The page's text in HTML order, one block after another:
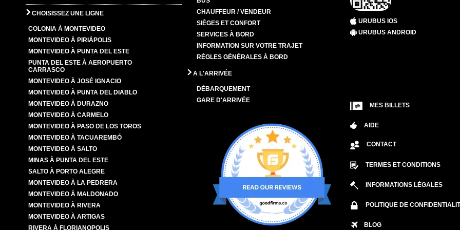
CHOISISSEZ UNE LIGNE
COLONIA À MONTEVIDEO
MONTEVIDEO À PIRIÁPOLIS
MONTEVIDEO À PUNTA DEL ESTE
PUNTA DEL ESTE À AEROPUERTO
CARRASCO
MONTEVIDEO À JOSÉ IGNACIO
MONTEVIDEO À PUNTA DEL DIABLO
MONTEVIDEO À DURAZNO
MONTEVIDEO À CARMELO
MONTEVIDEO À PASO DE LOS TOROS
MONTEVIDEO À TACUAREMBÓ
MONTEVIDEO À SALTO
MINAS À PUNTA DEL ESTE
SALTO À PORTO ALEGRE
MONTEVIDEO À LA PEDRERA
MONTEVIDEO À MALDONADO
MONTEVIDEO À RIVERA
MONTEVIDEO À ARTIGAS
RIVERA À FLORIANOPOLIS
CHAUFFEUR / VENDEUR
SIÈGES ET CONFORT
SERVICES À BORD
INFORMATION SUR VOTRE TRAJET
RÈGLES GÉNÉRALES À BORD
A L'ARRIVÉE
DÉBARQUEMENT
GARE D'ARRIVÉE
URUBUS IOS
URUBUS ANDROID
MES BILLETS
AIDE
CONTACT
TERMES ET CONDITIONS
INFORMATIONS LÉGALES
POLITIQUE DE
BLOG